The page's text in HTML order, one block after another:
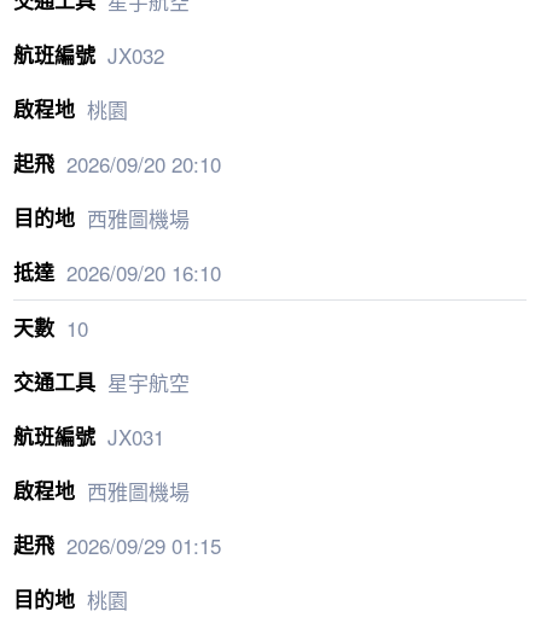
JX032
桃園
2026/09/20 20:10
西雅圖機場
2026/09/20 16:10
10
星宇航空
JX031
西雅圖機場
2026/09/29 01:15
桃園